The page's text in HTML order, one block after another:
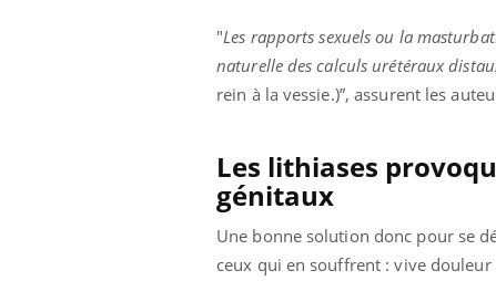
"Les rapports sexuels ou la
naturelle des calculs urétéraux
rein à la vessie.)”, assurent les
Les lithiases
génitaux
Une bonne solution donc pour se
ceux qui en souffrent : vive